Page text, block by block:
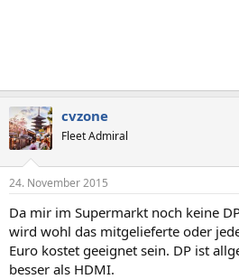
cvzone
Fleet Admiral
24. November 2015
Da mir im Supermarkt noch keine
wird wohl das mitgelieferte oder
Euro kostet geeignet sein. DP ist
besser als HDMI.